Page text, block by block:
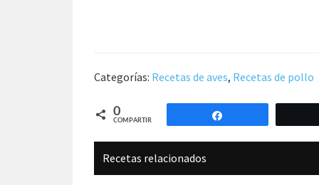
Categorías: Recetas de aves, Recetas de pollo
0
COMPARTIR
Recetas relacionados